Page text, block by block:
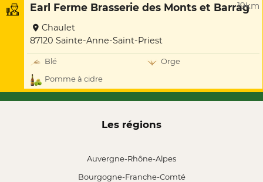
Earl Ferme Brasserie des Monts et Barrag
19km
Chaulet
87120 Sainte-Anne-Saint-Priest
Blé
Orge
Pomme à cidre
Les régions
Auvergne-Rhône-Alpes
Bourgogne-Franche-Comté